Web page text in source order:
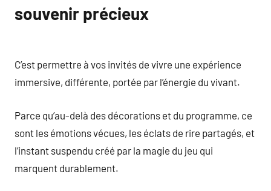
souvenir précieux
C’est permettre à vos invités de vivre une expérience
immersive, différente, portée par l’énergie du vivant.
Parce qu’au-delà des décorations et du programme, ce
sont les émotions vécues, les éclats de rire partagés, et
l’instant suspendu créé par la magie du jeu qui
marquent durablement.